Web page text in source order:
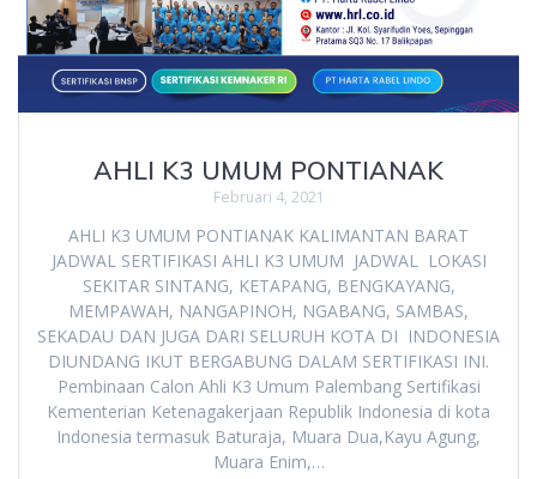
AHLI K3 UMUM PONTIANAK
Februari 4, 2021
AHLI K3 UMUM PONTIANAK KALIMANTAN BARAT
JADWAL SERTIFIKASI AHLI K3 UMUM JADWAL LOKASI
SEKITAR SINTANG, KETAPANG, BENGKAYANG,
MEMPAWAH, NANGAPINOH, NGABANG, SAMBAS,
SEKADAU DAN JUGA DARI SELURUH KOTA DI INDONESIA
DIUNDANG IKUT BERGABUNG DALAM SERTIFIKASI INI.
Pembinaan Calon Ahli K3 Umum Palembang Sertifikasi
Kementerian Ketenagakerjaan Republik Indonesia di kota
Indonesia termasuk Baturaja, Muara Dua,Kayu Agung,
Muara Enim,…